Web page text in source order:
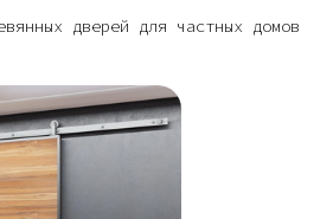
дверей для частных домов